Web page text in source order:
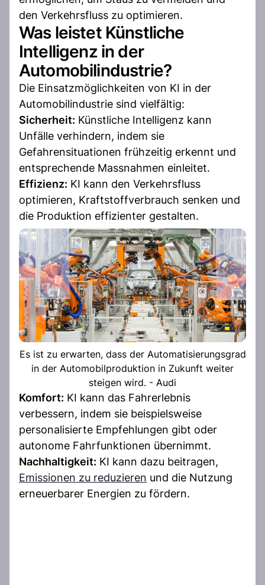
den Verkehrsfluss zu optimieren.
Was leistet Künstliche
Intelligenz in der
Automobilindustrie?
Die Einsatzmöglichkeiten von KI in der
Automobilindustrie sind vielfältig:
Sicherheit: Künstliche Intelligenz kann
Unfälle verhindern, indem sie
Gefahrensituationen frühzeitig erkennt und
entsprechende Massnahmen einleitet.
Effizienz: KI kann den Verkehrsfluss
optimieren, Kraftstoffverbrauch senken und
die Produktion effizienter gestalten.
Es ist zu erwarten, dass der Automatisierungsgrad
in der Automobilproduktion in Zukunft weiter
steigen wird. - Audi
Komfort: KI kann das Fahrerlebnis
verbessern, indem sie beispielsweise
personalisierte Empfehlungen gibt oder
autonome Fahrfunktionen übernimmt.
Nachhaltigkeit: KI kann dazu beitragen,
Emissionen zu reduzieren und die Nutzung
erneuerbarer Energien zu fördern.